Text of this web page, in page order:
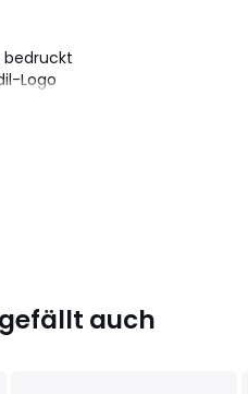
bedruckt
Logo
und grau
auch